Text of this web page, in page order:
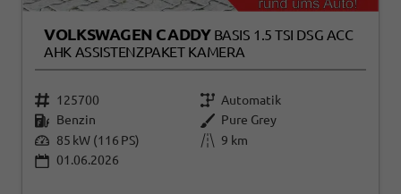
VOLKSWAGEN CADDY BASIS 1.5 TSI DSG ACC
AHK ASSISTENZPAKET KAMERA
125700
Automatik
Benzin
Pure Grey
85 kW (116 PS)
9 km
01.06.2026